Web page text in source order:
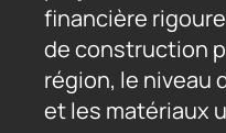
financière
de construction
région, le niveau
et les matériaux